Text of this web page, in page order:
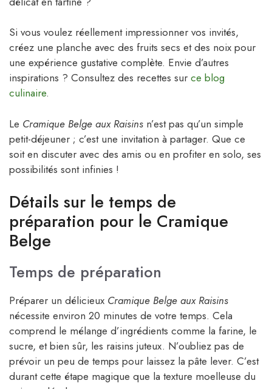
Si vous voulez réellement impressionner vos invités,
créez une planche avec des fruits secs et des noix pour
une expérience gustative complète. Envie d’autres
inspirations ? Consultez des recettes sur ce blog
culinaire.
Le Cramique Belge aux Raisins n’est pas qu’un simple
petit-déjeuner ; c’est une invitation à partager. Que ce
soit en discuter avec des amis ou en profiter en solo, ses
possibilités sont infinies !
Détails sur le temps de
préparation pour le Cramique
Belge
Temps de préparation
Préparer un délicieux Cramique Belge aux Raisins
nécessite environ 20 minutes de votre temps. Cela
comprend le mélange d’ingrédients comme la farine, le
sucre, et bien sûr, les raisins juteux. N’oubliez pas de
prévoir un peu de temps pour laissez la pâte lever. C’est
durant cette étape magique que la texture moelleuse du